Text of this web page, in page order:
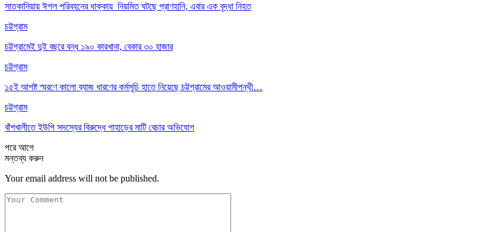
সাতকানিয়ায় ঈগল পরিবহনের ধাক্কায় নিয়মিত ঘটছে প্রাণহানি, এবার এক বৃদ্ধা নিহত
চট্টগ্রাম
চট্টগ্রামেই দুই বছরে বন্ধ ১৯০ কারখানা, বেকার ৩০ হাজার
চট্টগ্রাম
১৫ই আগষ্ট স্মরণে কালো ব্যাজ ধারণের কর্মসূচি হাতে নিয়েছে চট্টগ্রামের আওয়ামীপন্থী…
চট্টগ্রাম
বাঁশখালীতে ইউপি সদস্যের বিরুদ্ধে পাহাড়ের মাটি বেচার অভিযোগ
পরেআগে
মন্তব্য করুন
Your email address will not be published.